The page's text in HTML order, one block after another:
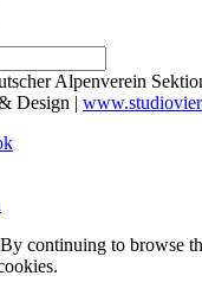
Alpenverein
Design |
continuing to browse